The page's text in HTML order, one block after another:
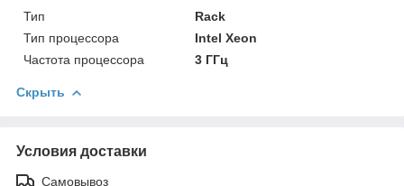
Тип
Rack
Тип процессора
Intel Xeon
Частота процессора
3 ГГц
Скрыть
Условия доставки
Самовывоз